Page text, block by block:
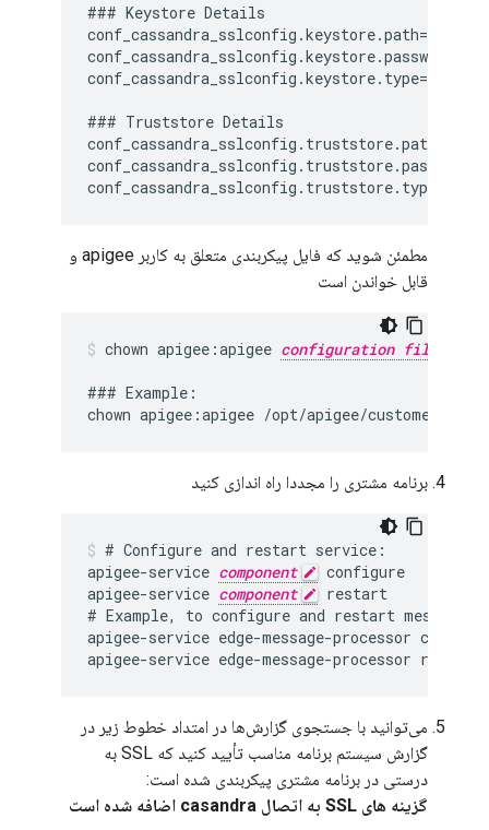
### Keystore Details
conf_cassandra_sslconfig.keystore.path=/opt/
conf_cassandra_sslconfig.keystore.type=PKCS12
### Truststore Details
conf_cassandra_sslconfig.truststore.path=/
مطمئن شوید که فایل پیکربندی متعلق به کاربر apigee و
قابل خواندن است
chown apigee:apigee configuration file
### Example:
برنامه مشتری را مجددا راه اندازی کنید
# Configure and restart service:
apigee-service component
configure
apigee-service component
restart
# Example, to configure and restart message
apigee-service edge-message-processor
می‌توانید با جستجوی گزارش‌ها در امتداد خطوط زیر در
گزارش سیستم برنامه مناسب تأیید کنید که SSL به
درستی در برنامه مشتری پیکربندی شده است:
گزینه های SSL به اتصال casandra اضافه شده است